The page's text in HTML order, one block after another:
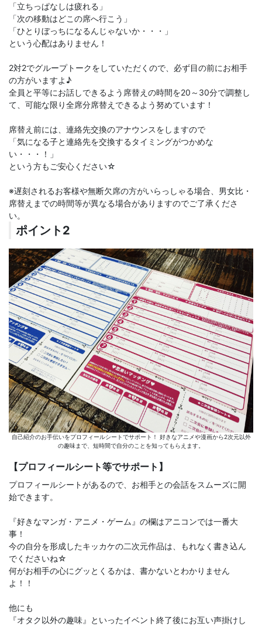
「立ちっぱなしは疲れる」
「次の移動はどこの席へ行こう」
「ひとりぼっちになるんじゃないか・・・」
という心配はありません！
2対2でグループトークをしていただくので、必ず目の前にお相手
の方がいますよ♪
全員と平等にお話しできるよう席替えの時間を20～30分で調整し
て、可能な限り全席分席替えできるよう努めています！
席替え前には、連絡先交換のアナウンスをしますので
「気になる子と連絡先を交換するタイミングがつかめな
い・・・！」
という方もご安心ください☆
※遅刻されるお客様や無断欠席の方がいらっしゃる場合、男女比・
席替えまでの時間等が異なる場合がありますのでご了承くださ
い。
ポイント2
自己紹介のお手伝いをプロフィールシートでサポート！ 好きなアニメや漫画から2次元以外
の趣味まで、短時間で自分のことを知ってもらえます。
【プロフィールシート等でサポート】
プロフィールシートがあるので、お相手との会話をスムーズに開
始できます。
『好きなマンガ・アニメ・ゲーム』の欄はアニコンでは一番大
事！
今の自分を形成したキッカケの二次元作品は、もれなく書き込ん
でくださいね☆
何がお相手の心にグッとくるかは、書かないとわかりません
よ！！
他にも
『オタク以外の趣味』といったイベント終了後にお互い声掛けし